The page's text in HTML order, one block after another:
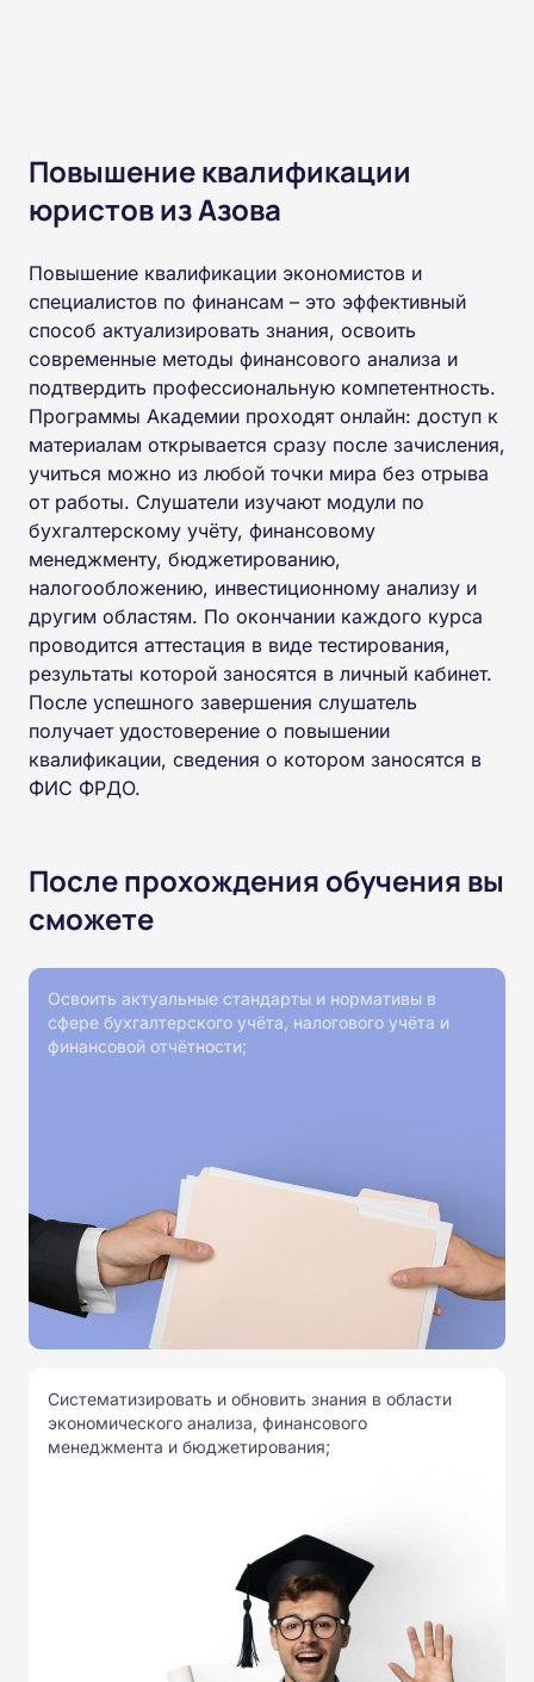
Повышение квалификации
юристов из Азова
Повышение квалификации экономистов и
специалистов по финансам – это эффективный
способ актуализировать знания, освоить
современные методы финансового анализа и
подтвердить профессиональную компетентность.
Программы Академии проходят онлайн: доступ к
материалам открывается сразу после зачисления,
учиться можно из любой точки мира без отрыва
от работы. Слушатели изучают модули по
бухгалтерскому учёту, финансовому
менеджменту, бюджетированию,
налогообложению, инвестиционному анализу и
другим областям. По окончании каждого курса
проводится аттестация в виде тестирования,
результаты которой заносятся в личный кабинет.
После успешного завершения слушатель
получает удостоверение о повышении
квалификации, сведения о котором заносятся в
ФИС ФРДО.
После прохождения обучения вы
сможете
Освоить актуальные стандарты и нормативы в
сфере бухгалтерского учёта, налогового учёта и
финансовой отчётности;
Систематизировать и обновить знания в области
экономического анализа, финансового
менеджмента и бюджетирования;